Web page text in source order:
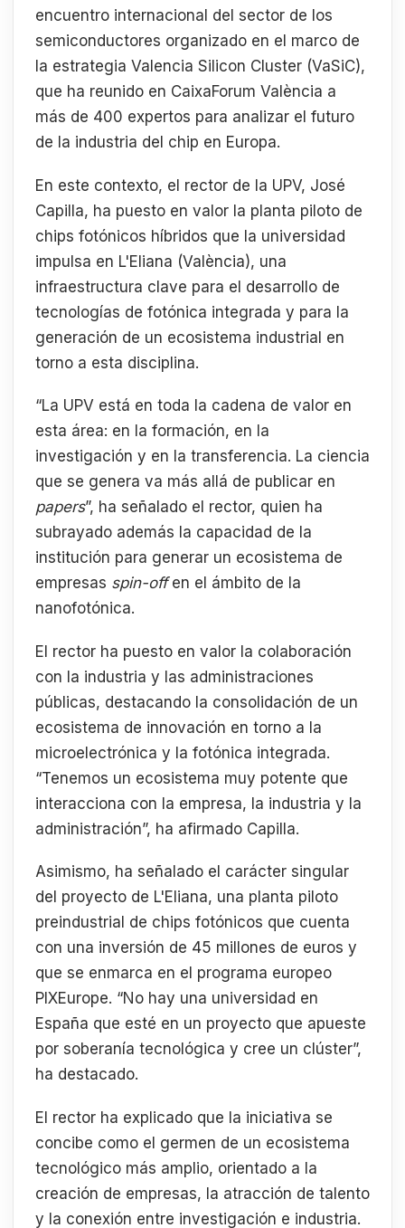
encuentro internacional del sector de los
semiconductores organizado en el marco de
la estrategia Valencia Silicon Cluster (VaSiC),
que ha reunido en CaixaForum València a
más de 400 expertos para analizar el futuro
de la industria del chip en Europa.
En este contexto, el rector de la UPV, José
Capilla, ha puesto en valor la planta piloto de
chips fotónicos híbridos que la universidad
impulsa en L'Eliana (València), una
infraestructura clave para el desarrollo de
tecnologías de fotónica integrada y para la
generación de un ecosistema industrial en
torno a esta disciplina.
“La UPV está en toda la cadena de valor en
esta área: en la formación, en la
investigación y en la transferencia. La ciencia
que se genera va más allá de publicar en
papers”, ha señalado el rector, quien ha
subrayado además la capacidad de la
institución para generar un ecosistema de
empresas spin-offen el ámbito de la
nanofotónica.
El rector ha puesto en valor la colaboración
con la industria y las administraciones
públicas, destacando la consolidación de un
ecosistema de innovación en torno a la
microelectrónica y la fotónica integrada.
“Tenemos un ecosistema muy potente que
interacciona con la empresa, la industria y la
administración”, ha afirmado Capilla.
Asimismo, ha señalado el carácter singular
del proyecto de L'Eliana, una planta piloto
preindustrial de chips fotónicos que cuenta
con una inversión de 45 millones de euros y
que se enmarca en el programa europeo
PIXEurope. “No hay una universidad en
España que esté en un proyecto que apueste
por soberanía tecnológica y cree un clúster”,
ha destacado.
El rector ha explicado que la iniciativa se
concibe como el germen de un ecosistema
tecnológico más amplio, orientado a la
creación de empresas, la atracción de talento
y la conexión entre investigación e industria.